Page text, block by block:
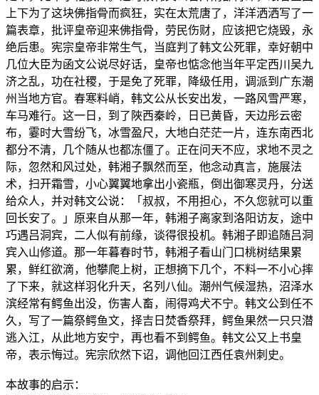
上下为了这块佛指骨而疯狂，实在太荒唐了，洋洋洒洒写了一
篇表章，批评皇帝迎来佛指骨，劳民伤财，应该把它烧毁，永
绝后患。宪宗皇帝非常生气，当庭判了韩文公死罪，幸好朝中
几位大臣为函文公说尽好话，皇帝也惦念他当年平定西川吴九
济之乱，功在社稷，于是免了死罪，降级任用，调派到广东潮
州当地方官。春寒料峭，韩文公从长安出发，一路风雪严寒，
车马难行。这一日，到了陜西秦岭，日已黄昏，天边彤云密
布，霎时大雪纷飞，冰雪盈尺，大地白茫茫一片，连东南西北
都分不清，几个随从也都冻僵了。正在问天不应，求地不灵之
际，忽然和风过处，韩湘子飘然而至，他念动真言，施展法
术，扫开霜雪，小心翼翼地拿出小瓷瓶，倒出御寒灵丹，分送
给众人，并对韩文公说：「叔叔，不用担心，不久您就可以重
回长安了。」原来自从那一年，韩湘子离家到洛阳访友，途中
巧遇吕洞宾，二人似有前缘，谈得很投机。韩湘子即追随吕洞
宾入山修道。那一年暮春时节，韩湘子看山门口桃树结果累
累，鲜红欲滴，他攀爬上树，正想摘下几个，不料一不小心摔
了下来，就这样羽化升天，名列八仙。潮州气候湿热，沼泽水
滨经常有鳄鱼出没，伤害人畜，闹得鸡犬不宁。韩文公到任不
久，写了一篇祭鳄鱼文，择吉日焚香祭拜，鳄鱼果然一只只潜
逃入江，从此地方安宁，再也看不到鳄鱼。韩文公又上书皇
帝，表示悔过。宪宗欣然下诏，调他回江西任袁州刺史。
本故事的启示：